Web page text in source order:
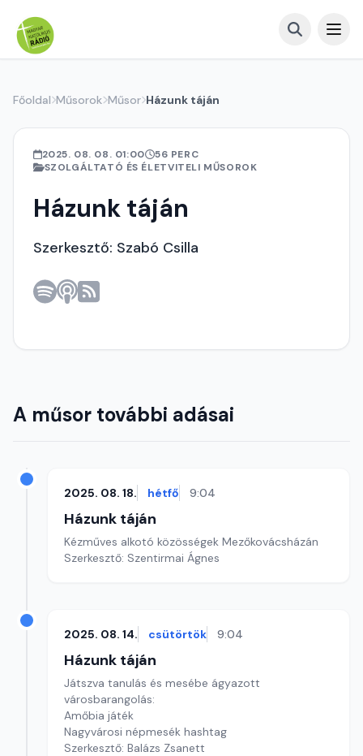
Főoldal Műsorok Műsor Házunk táján
2025. 08. 08. 01:00
56 PERC
SZOLGÁLTATÓ ÉS ÉLETVITELI MŰSOROK
Házunk táján
Szerkesztő: Szabó Csilla
A műsor további adásai
2025. 08. 18. hétfő 9:04
Házunk táján
Kézműves alkotó közösségek Mezőkovácsházán
Szerkesztő: Szentirmai Ágnes
2025. 08. 14. csütörtök 9:04
Házunk táján
Játszva tanulás és mesébe ágyazott
városbarangolás:
Amőbia játék
Nagyvárosi népmesék hashtag
Szerkesztő: Balázs Zsanett